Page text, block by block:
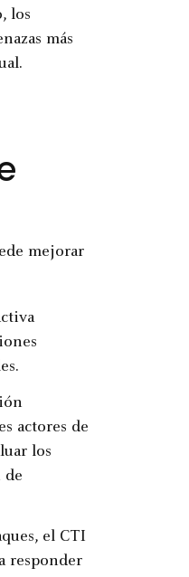
los
más
mejorar
actores de
los
de
el CTI
responder